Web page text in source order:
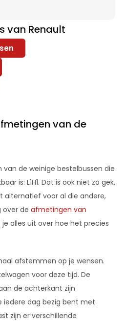
van Renault
van de
van de weinige bestelbussen die
is: L1H1. Dat is ook niet zo gek,
voor al die andere,
over de afmetingen van
je alles uit over hoe het precies
afstemmen op je wensen.
voor deze tijd. De
de achterkant zijn
iedere dag bezig bent met
zijn er verschillende